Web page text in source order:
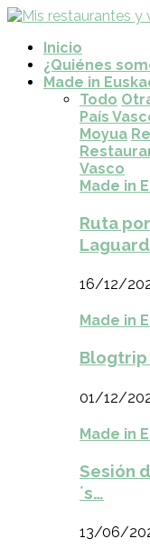
Inicio
¿Quiénes
Made in
Todo
País
Moyua
Vasco
Made in
Ruta
16/12/
Made in
Blogtrip
01/12/
Made in
Sesión
´s…
13/06/